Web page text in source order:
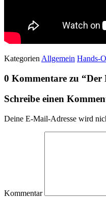
Kategorien Allgemein Hands-
0 Kommentare zu “Der
Schreibe einen
Deine E-Mail-Adresse wird
Kommentar